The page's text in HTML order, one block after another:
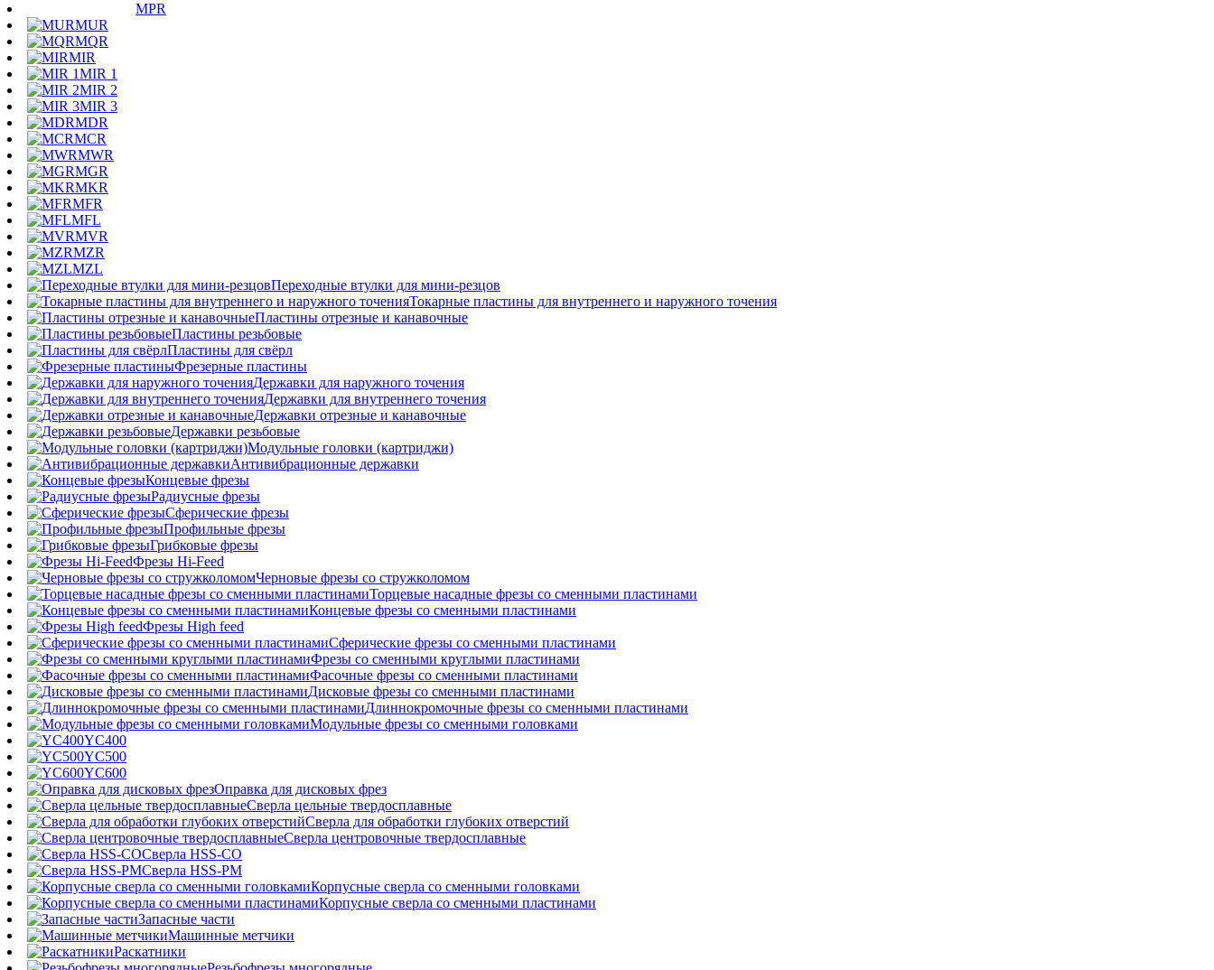
MPR
MUR
MQR
MIR
MIR 1
MIR 2
MIR 3
MDR
MCR
MWR
MGR
MKR
MFR
MFL
MVR
MZR
MZL
Переходные втулки для мини-резцов
Токарные пластины для внутреннего и наружного точения
Пластины отрезные и канавочные
Пластины резьбовые
Пластины для свёрл
Фрезерные пластины
Державки для наружного точения
Державки для внутреннего точения
Державки отрезные и канавочные
Державки резьбовые
Модульные головки (картриджи)
Антивибрационные державки
Концевые фрезы
Радиусные фрезы
Сферические фрезы
Профильные фрезы
Грибковые фрезы
Фрезы Hi-Feed
Черновые фрезы со стружколомом
Торцевые насадные фрезы со сменными пластинами
Концевые фрезы со сменными пластинами
Фрезы High feed
Сферические фрезы со сменными пластинами
Фрезы со сменными круглыми пластинами
Фасочные фрезы со сменными пластинами
Дисковые фрезы со сменными пластинами
Длиннокромочные фрезы со сменными пластинами
Модульные фрезы со сменными головками
YC400
YC500
YC600
Оправка для дисковых фрез
Сверла цельные твердосплавные
Сверла для обработки глубоких отверстий
Сверла центровочные твердосплавные
Сверла HSS-CO
Сверла HSS-PM
Корпусные сверла со сменными головками
Корпусные сверла со сменными пластинами
Запасные части
Машинные метчики
Раскатники